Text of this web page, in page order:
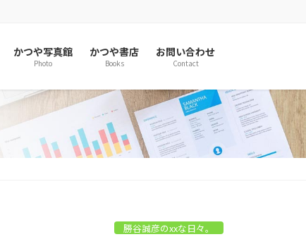
かつや写真館
Photo
かつや書店
Books
お問い合わせ
Contact
勝谷誠彦のxxな日々。